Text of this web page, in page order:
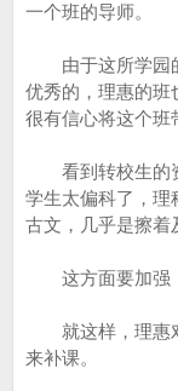
一个班的导师。
由于这所学园的
优秀的，理惠的班
很有信心将这个班
看到转校生的资
学生太偏科了，理
古文，几乎是擦着
这方面要加强，
就这样，理惠对
来补课。